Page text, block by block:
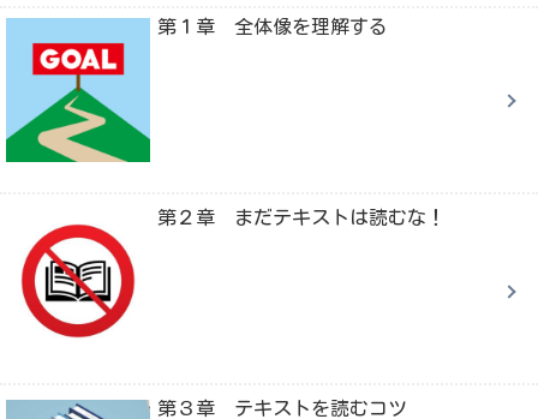
第１章 全体像を理解する
第２章 まだテキストは読むな！
第３章 テキストを読むコツ